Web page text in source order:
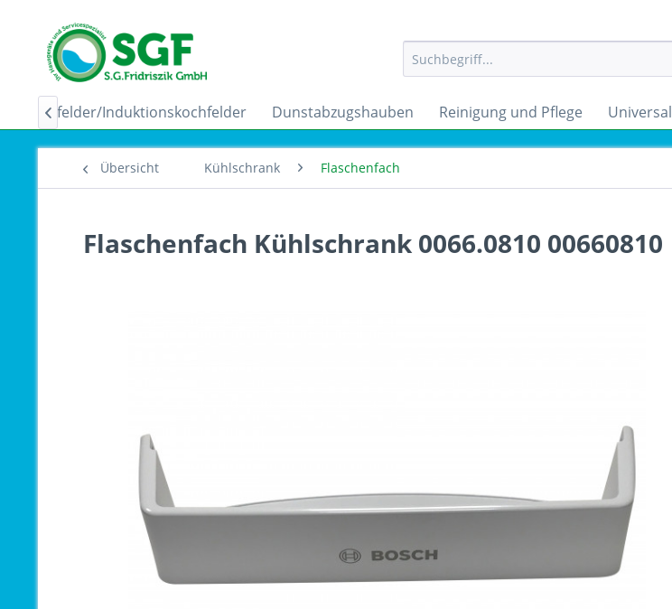
Ceranfelder/Induktionskochfelder Dunstabzugshauben Reinigung und Pflege Universal

Übersicht Kühlschrank Flaschenfach
Flaschenfach Kühlschrank 0066.0810 00660810